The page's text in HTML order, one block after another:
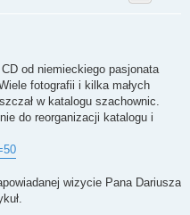
od niemieckiego pasjonata
fotografii i kilka małych
w katalogu szachownic.
do reorganizacji katalogu i
wizycie Pana Dariusza